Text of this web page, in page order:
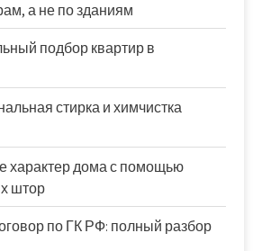
а не по зданиям
подбор квартир в
стирка и химчистка
характер дома с помощью
штор
по ГК РФ: полный разбор